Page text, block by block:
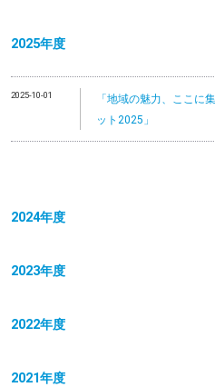
2025年度
2025-10-01
「地域の魅力、ここ
ット2025」
2024年度
2023年度
2022年度
2021年度